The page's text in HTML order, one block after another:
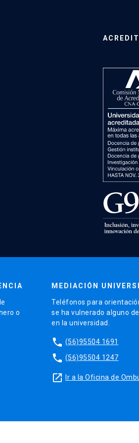
o
MEDIACIÓN
Teléfonos para
se ha vulnerado alguno
en la universidad.
phone (56)95504 1691
phone (56)95504 1247
launch Ir a la Oficina de